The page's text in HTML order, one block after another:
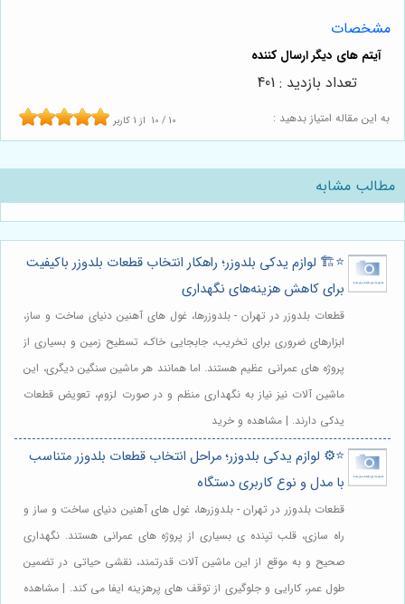
مشخصات
به این مقاله امتیاز بدهید : 10 / 10 از 1 کاربر
تعداد بازدید : 401
مطالب مشابه
⭐️🏗️ لوازم یدکی بلدوزر؛ راهکار انتخاب قطعات بلدوزر باکیفیت
برای کاهش هزینه‌های نگهداری
قطعات بلدوزر در تهران - بلدوزرها، غول های آهنین دنیای ساخت و ساز،
ابزارهای ضروری برای تخریب، جابجایی خاک، تسطیح زمین و بسیاری از
پروژه های عمرانی عظیم هستند. اما همانند هر ماشین سنگین دیگری، این
ماشین آلات نیز نیاز به نگهداری منظم و در صورت لزوم، تعویض قطعات
یدکی دارند. | مشاهده و خرید
⭐️⚙️ لوازم یدکی بلدوزر؛ مراحل انتخاب قطعات بلدوزر متناسب
با مدل و نوع کاربری دستگاه
قطعات بلدوزر در تهران - بلدوزرها، غول های آهنین دنیای ساخت و ساز و
راه سازی، قلب تپنده ی بسیاری از پروژه های عمرانی هستند. نگهداری
صحیح و به موقع از این ماشین آلات قدرتمند، نقشی حیاتی در تضمین
طول عمر، کارایی و جلوگیری از توقف های پرهزینه ایفا می کند. | مشاهده